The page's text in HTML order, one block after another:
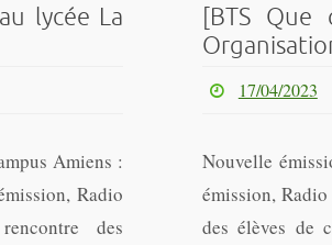
lycée La
Amiens :
Radio
des
[BTS Que
17/04/2023
Nouvelle
émission,
des élèves de